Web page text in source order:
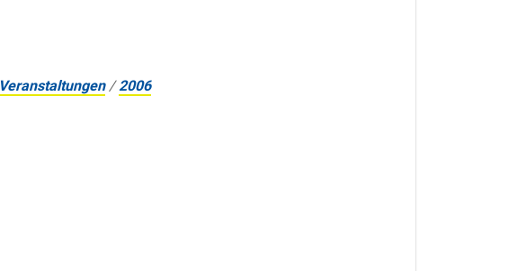
Veranstaltungen /2006